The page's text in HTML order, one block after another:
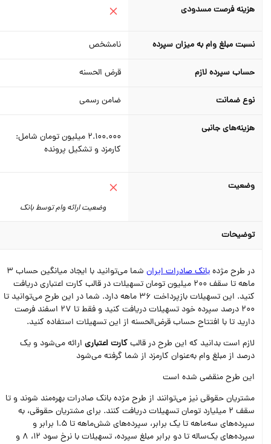
هزینه فرصت مسدودی
نسبت مبلغ وام به میزان سپرده نامشخص
حساب سپرده لازم قرض الحسنه
نوع ضمانت ضامن رسمی
هزینه‌های جانبی
2.100.000 میلیون تومان شامل:
کارمزد و تشکیل پرونده
وضعیت
وضعیت ارائه وام توسط بانک
توضیحات
در طرح مژدهبانک صادرات ایران
شما می‌توانید با ایجاد میانگین حساب 3
ماهه تا سقف 200 میلیون تومان تسهیلات در قالب کارت اعتباری دریافت
کنید. این تسهیلات بازپرداخت 36 ماهه دارد. شما در این طرح می‌توانید تا
200 درصد سپرده خود تسهیلات دریافت کنید و فقط تا 27 اسفند فرصت
دارید تا با افتتاح حساب قرض‌الحسنه از این تسهیلات استفاده کنید.
لازم است بدانید که این طرح در قالبکارت اعتباریارائه می‌شود و یک
درصد از مبلغ وام به‌عنوان کارمزد از شما گرفته می‌شود
این طرح منقضی شده است
مشتریان حقوقی نیز می‌توانند از طرح مژده بانک صادرات بهره‌مند شوند و تا
سقف 2 میلیارد تومان تسهیلات دریافت کنند. برای مشتریان حقوقی، به
سپرده‌های سه‌ماهه تا یک برابر، سپرده‌های شش‌ماهه تا 1.5 برابر و
سپرده‌های یک‌ساله تا دو برابر مبلغ سپرده، تسهیلات با نرخ‌ سود 12، 8 و